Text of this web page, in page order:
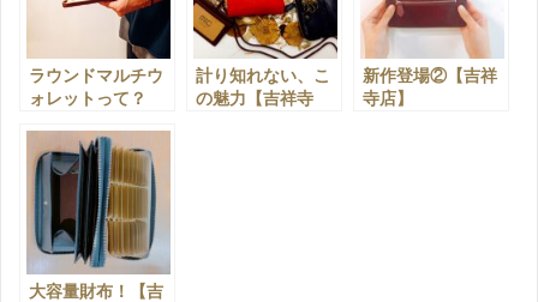
ラウンドマルチウ
ォレットって？
計り知れない、こ
の魅力【吉祥寺
新作登場②【吉祥
寺店】
大容量財布！【吉